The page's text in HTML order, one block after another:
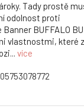
Tady prostě
odolnost proti
BUFFALO
vlastnostmi, které
více